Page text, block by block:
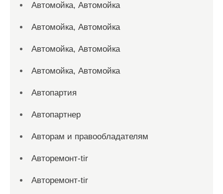
Автомойка, Автомойка
Автомойка, Автомойка
Автомойка, Автомойка
Автомойка, Автомойка
Автопартия
Автопартнер
Авторам и правообладателям
Авторемонт-tir
Авторемонт-tir